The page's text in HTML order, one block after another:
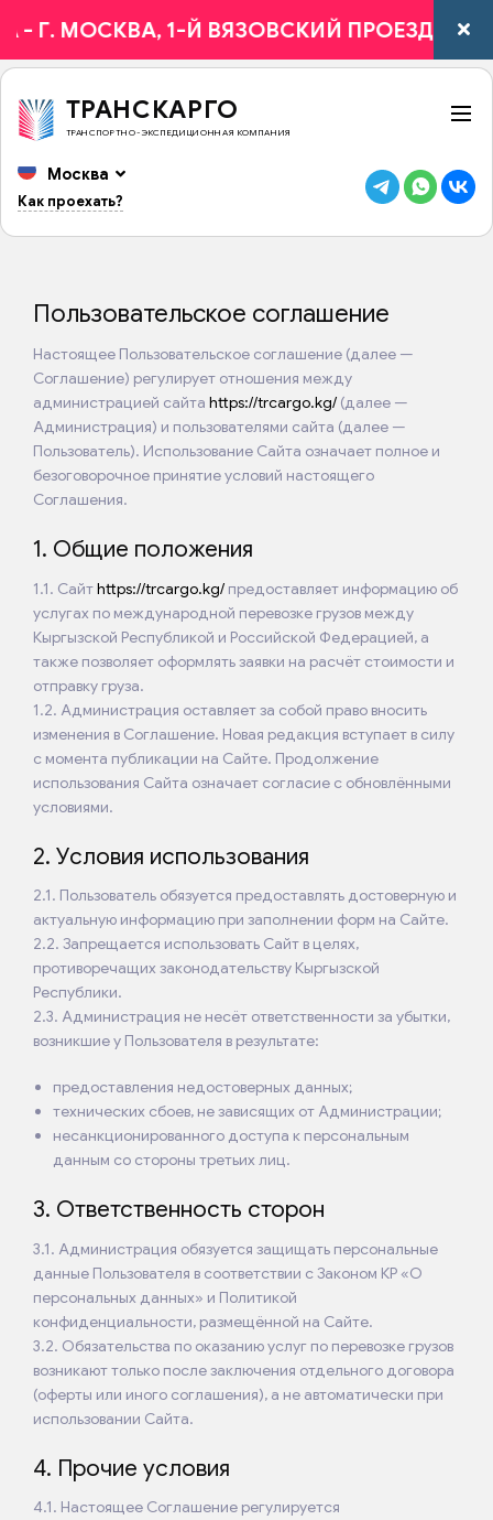
Г. МОСКВА, 1-Й ВЯЗОВСКИЙ ПРОЕЗД, 4С6.
ТРАНСКАРГО
ТРАНСПОРТНО-ЭКСПЕДИЦИОННАЯ КОМПАНИЯ
Москва
Как проехать?
Пользовательское соглашение
Настоящее Пользовательское соглашение (далее —
Соглашение) регулирует отношения между
администрацией сайта https://trcargo.kg/ (далее —
Администрация) и пользователями сайта (далее —
Пользователь). Использование Сайта означает полное и
безоговорочное принятие условий настоящего
Соглашения.
1. Общие положения
1.1. Сайтhttps://trcargo.kg/ предоставляет информацию об
услугах по международной перевозке грузов между
Кыргызской Республикой и Российской Федерацией, а
также позволяет оформлять заявки на расчёт стоимости и
отправку груза.
1.2. Администрация оставляет за собой право вносить
изменения в Соглашение. Новая редакция вступает в силу
с момента публикации на Сайте. Продолжение
использования Сайта означает согласие с обновлёнными
условиями.
2. Условия использования
2.1. Пользователь обязуется предоставлять достоверную и
актуальную информацию при заполнении форм на Сайте.
2.2. Запрещается использовать Сайт в целях,
противоречащих законодательству Кыргызской
Республики.
2.3. Администрация не несёт ответственности за убытки,
возникшие у Пользователя в результате:
предоставления недостоверных данных;
технических сбоев, не зависящих от Администрации;
несанкционированного доступа к персональным
данным со стороны третьих лиц.
3. Ответственность сторон
3.1. Администрация обязуется защищать персональные
данные Пользователя в соответствии с Законом КР «О
персональных данных» и Политикой
конфиденциальности, размещённой на Сайте.
3.2. Обязательства по оказанию услуг по перевозке грузов
возникают только после заключения отдельного договора
(оферты или иного соглашения), а не автоматически при
использовании Сайта.
4. Прочие условия
4.1. Настоящее Соглашение регулируется